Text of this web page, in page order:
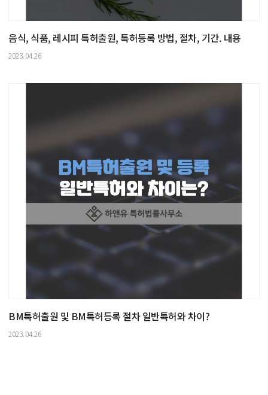
음식, 식품, 레시피 특허출원, 특허등록 방법, 절차, 기간. 내용
2023.04.26
BM특허출원 및 BM특허등록 절차 일반특허와 차이?
2023.04.26